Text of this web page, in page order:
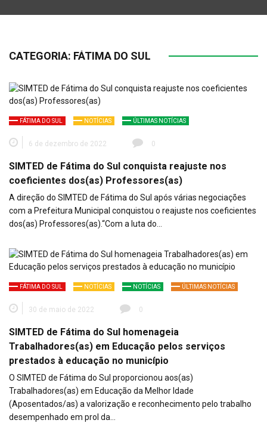
CATEGORIA: FÁTIMA DO SUL
FÁTIMA DO SUL NOTÍCIAS ÚLTIMAS NOTÍCIAS
6 de dezembro de 2022 0
SIMTED de Fátima do Sul conquista reajuste nos
coeficientes dos(as) Professores(as)
A direção do SIMTED de Fátima do Sul após várias negociações
com a Prefeitura Municipal conquistou o reajuste nos coeficientes
dos(as) Professores(as).“Com a luta do…
FÁTIMA DO SUL NOTÍCIAS NOTÍCIAS ÚLTIMAS NOTÍCIAS
30 de maio de 2022 0
SIMTED de Fátima do Sul homenageia
Trabalhadores(as) em Educação pelos serviços
prestados à educação no município
O SIMTED de Fátima do Sul proporcionou aos(as)
Trabalhadores(as) em Educação da Melhor Idade
(Aposentados/as) a valorização e reconhecimento pelo trabalho
desempenhado em prol da…